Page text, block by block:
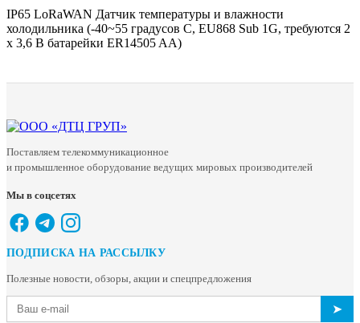
IP65 LoRaWAN Датчик температуры и влажности
холодильника (-40~55 градусов C, EU868 Sub 1G, требуются 2
x 3,6 В батарейки ER14505 AA)
Поставляем телекоммуникационное
и промышленное оборудование ведущих мировых производителей
Мы в соцсетях
ПОДПИСКА НА РАССЫЛКУ
Полезные новости, обзоры, акции и спецпредложения
➤